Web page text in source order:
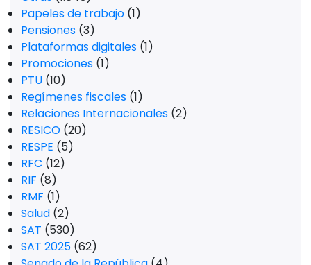
Papeles de trabajo (1)
Pensiones (3)
Plataformas digitales (1)
Promociones (1)
PTU (10)
Regímenes fiscales (1)
Relaciones Internacionales (2)
RESICO (20)
RESPE (5)
RFC (12)
RIF (8)
RMF (1)
Salud (2)
SAT (530)
SAT 2025 (62)